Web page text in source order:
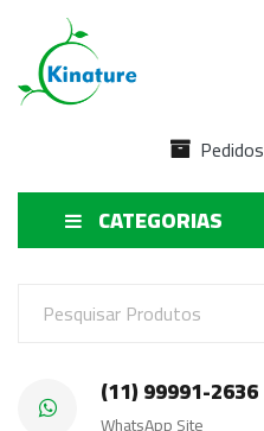
Pedidos
CATEGORIAS
(11) 99991-2636